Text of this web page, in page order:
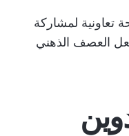
تعاونية لمشاركة
العصف الذهني